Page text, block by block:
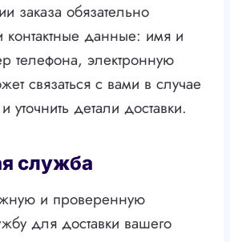
заказа обязательно
контактные данные: имя и
телефона, электронную
связаться с вами в случае
уточнить детали доставки.
служба
и проверенную
для доставки вашего